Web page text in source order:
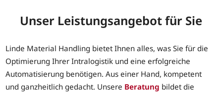
Unser Leistungsangebot für Sie
Linde Material Handling bietet Ihnen alles, was Sie für die
Optimierung Ihrer Intralogistik und eine erfolgreiche
Automatisierung benötigen. Aus einer Hand, kompetent
und ganzheitlich gedacht. Unsere Beratung bildet die